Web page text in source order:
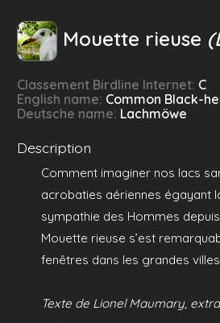
Mouette rieuse
Classement Birdline Internet: C
English name: Common Black-
Deutsche name: Lachmöwe
Description
Comment imaginer nos lacs
acrobaties aériennes égayant
sympathie des Hommes
Mouette rieuse s’est
fenêtres dans les grandes
Texte de Lionel Maumary,